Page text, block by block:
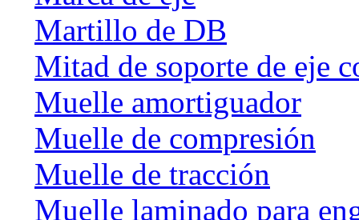
Martillo de DB
Mitad de soporte de eje
Muelle amortiguador
Muelle de compresión
Muelle de tracción
Muelle laminado para